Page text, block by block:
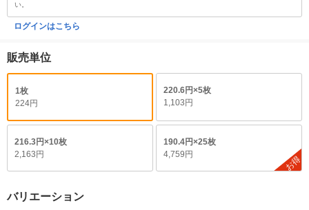
い。
ログインはこちら
販売単位
1枚
224円
220.6円×5枚
1,103円
216.3円×10枚
2,163円
190.4円×25枚
4,759円
お得
バリエーション